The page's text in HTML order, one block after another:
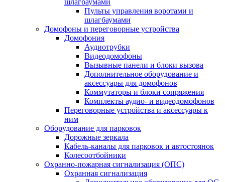
шлагбаумами
Пульты управления воротами и
шлагбаумами
Домофоны и переговорные устройства
Домофония
Аудиотрубки
Видеодомофоны
Вызывные панели и блоки вызова
Дополнительное оборудование и
аксессуары для домофонов
Коммутаторы и блоки сопряжения
Комплекты аудио- и видеодомофонов
Переговорные устройства и аксессуары к
ним
Оборудование для парковок
Дорожные зеркала
Кабель-каналы для парковок и автостоянок
Колесоотбойники
Охранно-пожарная сигнализация (ОПС)
Охранная сигнализация